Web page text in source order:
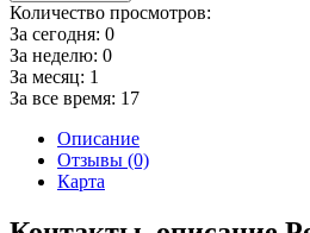
Количество просмотров:
За сегодня: 0
За неделю: 0
За месяц: 1
За все время: 17
Описание
Отзывы (0)
Карта